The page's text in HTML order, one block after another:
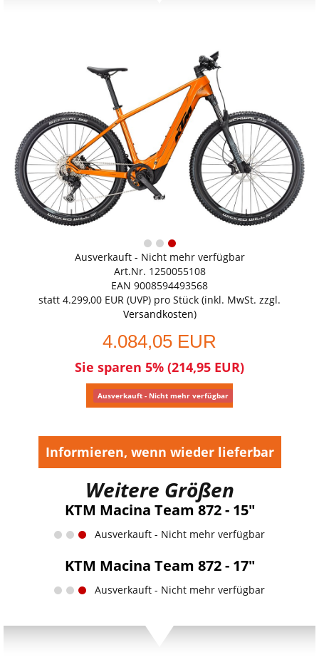
Ausverkauft - Nicht mehr verfügbar
Art.Nr. 1250055108
EAN 9008594493568
statt 4.299,00 EUR (UVP) pro Stück (inkl. MwSt. zzgl.
Versandkosten)
4.084,05 EUR
Sie sparen 5% (214,95 EUR)
Ausverkauft - Nicht mehr verfügbar
Informieren, wenn wieder lieferbar
Weitere Größen
KTM Macina Team 872 - 15"
Ausverkauft - Nicht mehr verfügbar
KTM Macina Team 872 - 17"
Ausverkauft - Nicht mehr verfügbar